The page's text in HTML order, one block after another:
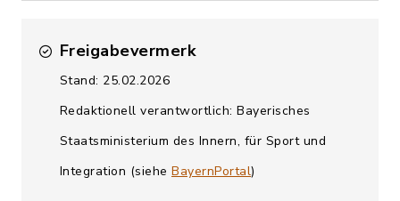
Freigabevermerk
Stand: 25.02.2026
Redaktionell verantwortlich: Bayerisches
Staatsministerium des Innern, für Sport und
Integration (siehe BayernPortal)